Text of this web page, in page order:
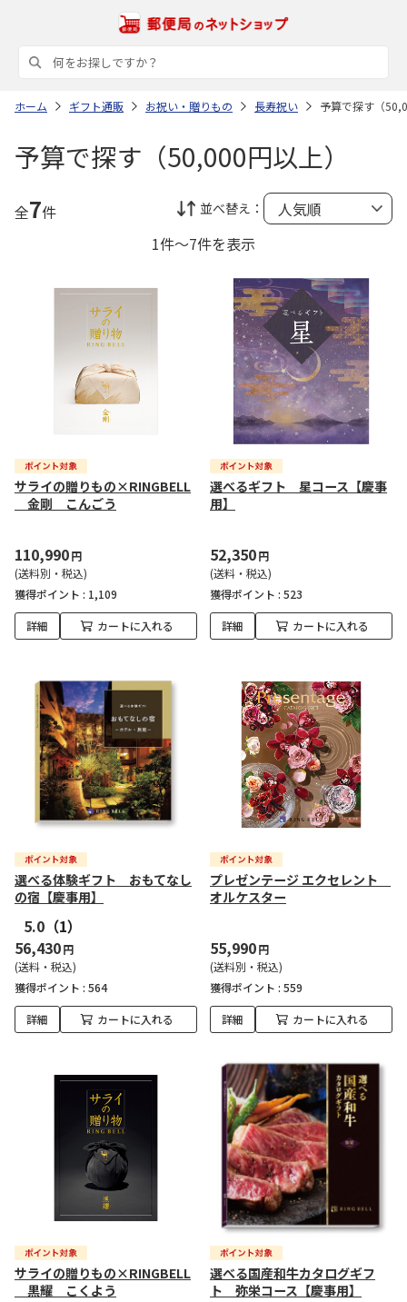
ホーム ギフト通販 お祝い・贈りもの 長寿祝い 予算で探す（
予算で探す（50,000円以上）
全7件 並べ替え：
1件～7件を表示
サライの贈りもの×RINGBELL
金剛 こんごう
110,990円
(送料別・税込)
獲得ポイント : 1,109
詳細 カートに入れる
選べるギフト 星コース【慶事
用】
52,350円
(送料・税込)
獲得ポイント : 523
詳細 カートに入れる
選べる体験ギフト おもてなし
の宿【慶事用】
5.0 （1）
56,430円
(送料・税込)
獲得ポイント : 564
詳細 カートに入れる
プレゼンテージ エクセレント
オルケスター
55,990円
(送料別・税込)
獲得ポイント : 559
詳細 カートに入れる
サライの贈りもの×RINGBELL
黒耀 こくよう
選べる国産和牛カタログギフ
ト 弥栄コース【慶事用】